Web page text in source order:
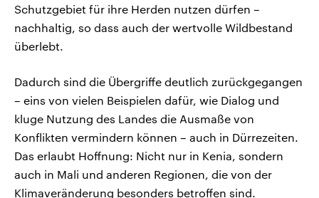
Schutzgebiet für ihre Herden nutzen dürfen –
nachhaltig, so dass auch der wertvolle Wildbestand
überlebt.
Dadurch sind die Übergriffe deutlich zurückgegangen
– eins von vielen Beispielen dafür, wie Dialog und
kluge Nutzung des Landes die Ausmaße von
Konflikten vermindern können – auch in Dürrezeiten.
Das erlaubt Hoffnung: Nicht nur in Kenia, sondern
auch in Mali und anderen Regionen, die von der
Klimaveränderung besonders betroffen sind.